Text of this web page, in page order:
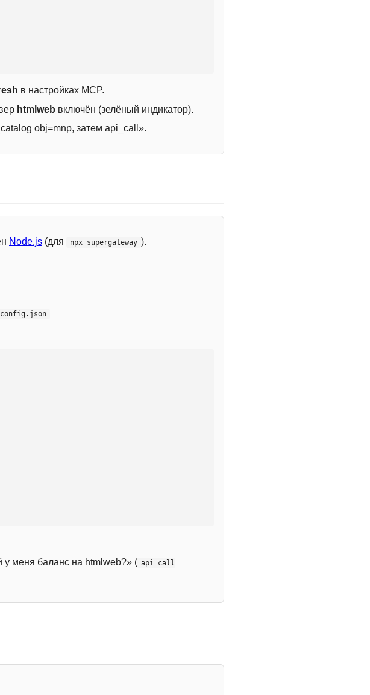
в настройках MCP.
htmlweb включён (зелёный индикатор).
obj=mnp, затем api_call».
Node.js (для npx supergateway ).
у меня баланс на htmlweb?» ( api_call